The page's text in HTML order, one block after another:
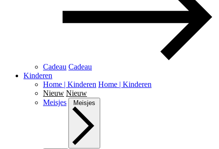
Cadeau Cadeau
Kinderen
Home | Kinderen Home | Kinderen
Nieuw Nieuw
Meisjes
Meisjes